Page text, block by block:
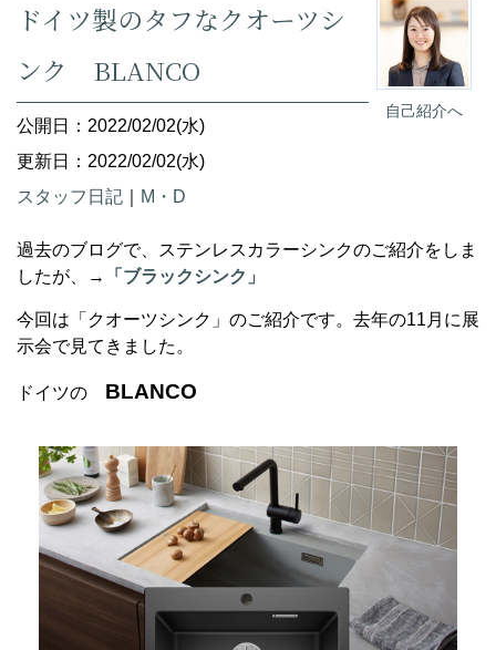
自己紹介へ
ドイツ製のタフなクオーツシ
ンク BLANCO
公開日：2022/02/02(水)
更新日：2022/02/02(水)
スタッフ日記
M・D
過去のブログで、ステンレスカラーシンクのご紹介をしま
したが、→
「ブラックシンク」
今回は「クオーツシンク」のご紹介です。去年の11月に展
示会で見てきました。
ドイツの BLANCO